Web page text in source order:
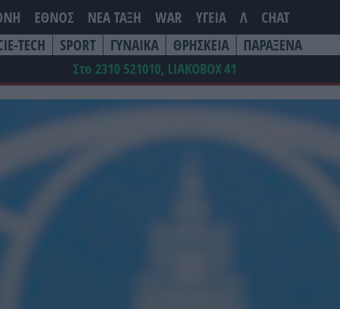
ΕΘΝΟΣ ΝΕΑ ΤΆΞΗ WAR ΥΓΕΙΑ Λ CHAT
TECH SPORT ΓΥΝΑΙΚΑ ΘΡΗΣΚΕΙΑ ΠΑΡΑΞΕΝΑ
Στο 2310 521010, LIAKOBOX41